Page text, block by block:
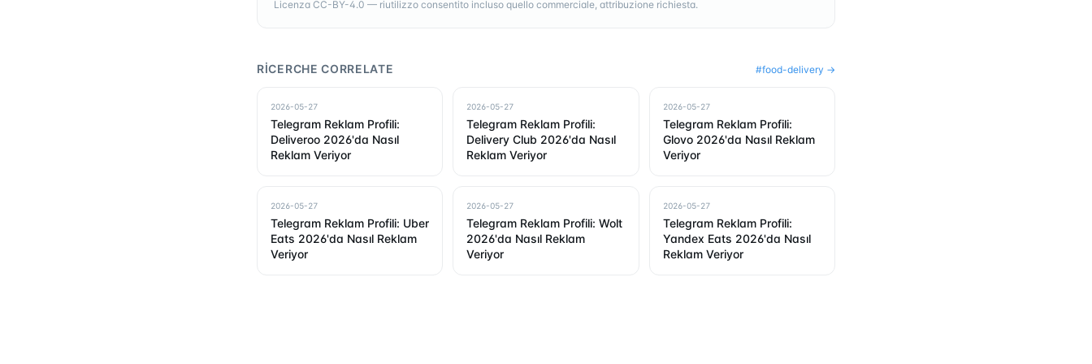
Licenza CC-BY-4.0 — riutilizzo consentito incluso quello commerciale, attribuzione richiesta.
RICERCHE CORRELATE #food-delivery →
2026-05-27
Telegram Reklam Profili:
Deliveroo 2026'da Nasıl
Reklam Veriyor
2026-05-27
Telegram Reklam Profili:
Delivery Club 2026'da Nasıl
Reklam Veriyor
2026-05-27
Telegram Reklam Profili:
Glovo 2026'da Nasıl Reklam
Veriyor
2026-05-27
Telegram Reklam Profili: Uber
Eats 2026'da Nasıl Reklam
Veriyor
2026-05-27
Telegram Reklam Profili: Wolt
2026'da Nasıl Reklam
Veriyor
2026-05-27
Telegram Reklam Profili:
Yandex Eats 2026'da Nasıl
Reklam Veriyor